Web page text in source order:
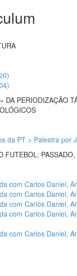
DA PERIODIZAÇÃO
da PT > Palestra por
FUTEBOL:
com Carlos Daniel,
com Carlos Daniel,
com Carlos Daniel,
com Carlos Daniel,
com Carlos Daniel,